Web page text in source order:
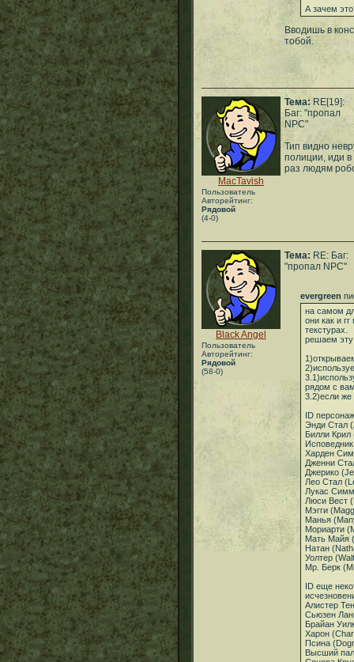
А зачем
Вводишь в
тобой.
MacTavish
Пользователь
Авторейтинг:
Рядовой
(4-0)
Тема: RE[19]:
Баг: "пропал
NPC"
Тип видно
полиции, иди
раз людям
Black Angel
Пользователь
Авторейтинг:
Рядовой
(58-0)
Тема: RE: Баг:
"пропал NPC"
evergreen
на самом
они как и
текстурах.
решаем эту
рядом с
3.2)если же
ID
Энди Стал
Билли Крил
Харден
Дженни
Джерико
Лео Стал
Лукас
Люси Вест
Мэгги
Манья
Мориарти
Мать Майя
Натан
Уолтер
Мр. Берк
ID еще
Алистер
Сьюзен
Брайан
Харон
Псина
Высший